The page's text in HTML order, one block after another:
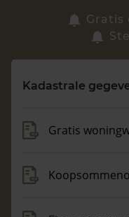
Vragen? Neem
088 220
Gratis
Kadastrale
Gratis